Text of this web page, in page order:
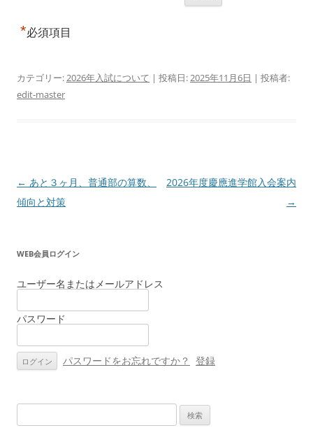
*必須項目
カテゴリー:2026年入試について | 投稿日:2025年11月6日 | 投稿者:
edit-master
投
稿
ゲ
ー
ョ
← あと３ヶ月、普通部の算数、
傾向と対策
2026年度慶應進学館入会案内
→
WEB会員ログイン
ユーザー名またはメールアドレス
パスワード
パスワードをお忘れですか？ 登録
索: